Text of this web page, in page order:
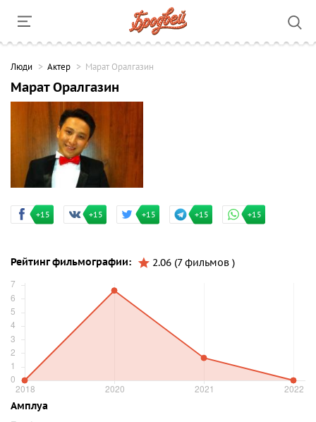
Люди Актер Марат Оралгазин
Марат Оралгазин
+15 +15 +15 +15 +15
Рейтинг фильмографии: 2.06 (7 фильмов )
Амплуа